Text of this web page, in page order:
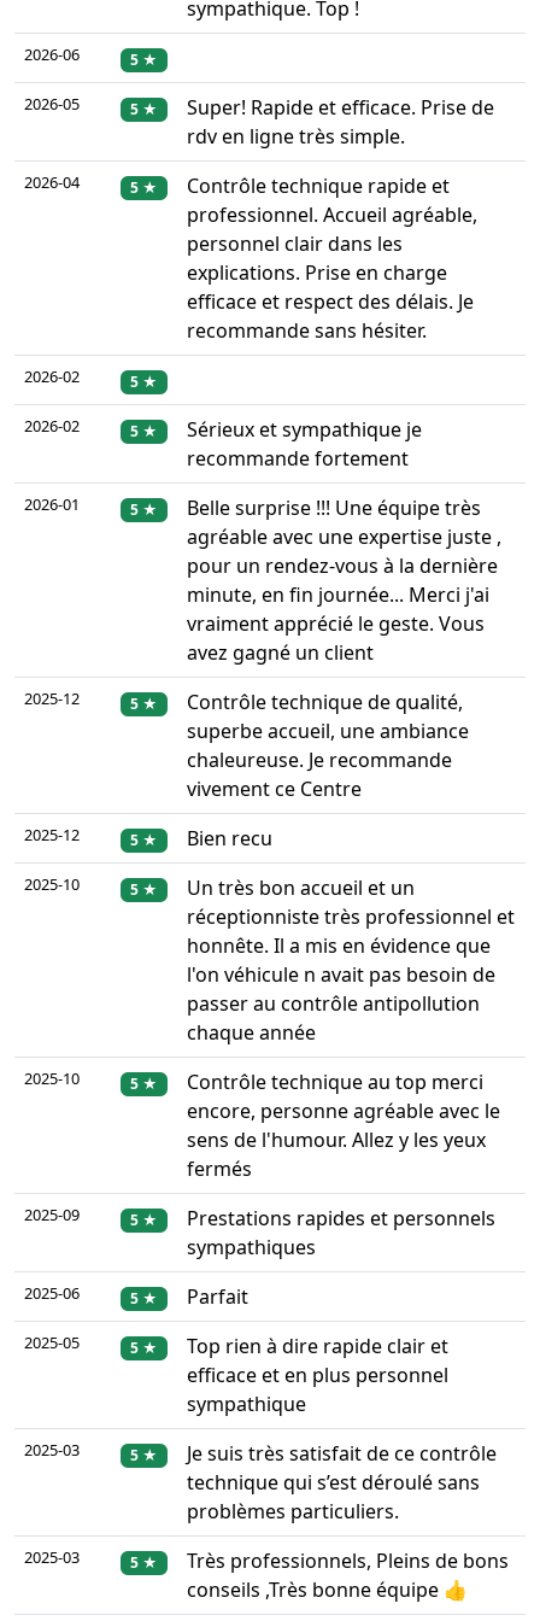
sympathique. Top !
2026-06 5 ★
2026-05 5 ★
Super! Rapide et efficace. Prise de
rdv en ligne très simple.
2026-04 5 ★
Contrôle technique rapide et
professionnel. Accueil agréable,
personnel clair dans les
explications. Prise en charge
efficace et respect des délais. Je
recommande sans hésiter.
2026-02 5 ★
2026-02 5 ★
Sérieux et sympathique je
recommande fortement
2026-01 5 ★
Belle surprise !!! Une équipe très
agréable avec une expertise juste ,
pour un rendez-vous à la dernière
minute, en fin journée... Merci j'ai
vraiment apprécié le geste. Vous
avez gagné un client
2025-12 5 ★
Contrôle technique de qualité,
superbe accueil, une ambiance
chaleureuse. Je recommande
vivement ce Centre
2025-12 5 ★ Bien recu
2025-10 5 ★
Un très bon accueil et un
réceptionniste très professionnel et
honnête. Il a mis en évidence que
l'on véhicule n avait pas besoin de
passer au contrôle antipollution
chaque année
2025-10 5 ★
Contrôle technique au top merci
encore, personne agréable avec le
sens de l'humour. Allez y les yeux
fermés
2025-09 5 ★
Prestations rapides et personnels
sympathiques
2025-06 5 ★ Parfait
2025-05 5 ★
Top rien à dire rapide clair et
efficace et en plus personnel
sympathique
2025-03 5 ★
Je suis très satisfait de ce contrôle
technique qui s’est déroulé sans
problèmes particuliers.
2025-03 5 ★
Très professionnels, Pleins de bons
conseils ,Très bonne équipe 👍